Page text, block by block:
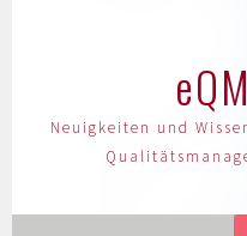
Neuigkeiten und